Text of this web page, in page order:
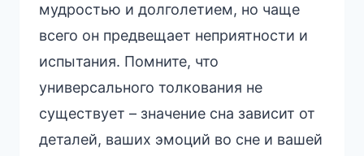
мудростью и долголетием, но чаще
всего он предвещает неприятности и
испытания. Помните, что
универсального толкования не
существует – значение сна зависит от
деталей, ваших эмоций во сне и вашей